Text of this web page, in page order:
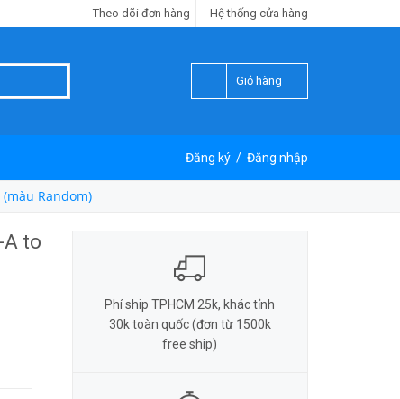
Hệ thống cửa hàng
Theo dõi đơn hàng
Giỏ hàng
Đăng ký / Đăng nhập
(màu Random)
A to
Phí ship TPHCM 25k, khác tỉnh
30k toàn quốc (đơn từ 1500k
free ship)